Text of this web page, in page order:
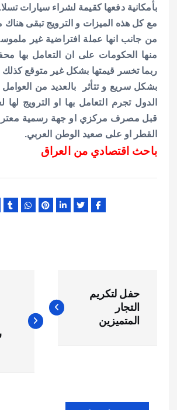
بأمكانية دفعها كقيمة لشراء سيارات تسلا.
مع كل هذه الميزات و الترويج تبقى
من جانب انها عملة افتراضية غير
منها الحكومات على ان التعامل بها
ربما تخسر قيمتها بشكل غير متوقع كذلك
بشكل سريع و تتأثر بالعديد من
الدول تجرم التعامل بها او الترويج
قبل مصرف مركزي او جهة رسمية
القطر او على صعيد الوطن العربي.
باحث اقتصادي من العراق
ص
حفل لتكريم
التجار
المتميزين